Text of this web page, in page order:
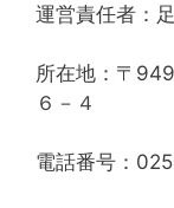
運営責任者：
所在地：〒
６－４
電話番号：